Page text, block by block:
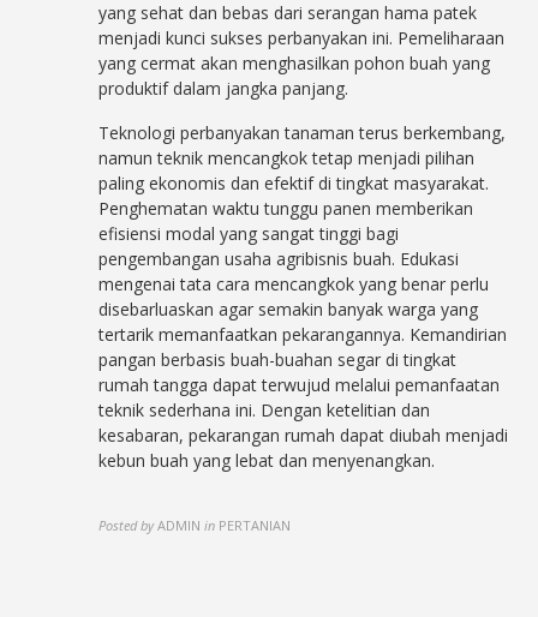
yang sehat dan bebas dari serangan hama patek
menjadi kunci sukses perbanyakan ini. Pemeliharaan
yang cermat akan menghasilkan pohon buah yang
produktif dalam jangka panjang.
Teknologi perbanyakan tanaman terus berkembang,
namun teknik mencangkok tetap menjadi pilihan
paling ekonomis dan efektif di tingkat masyarakat.
Penghematan waktu tunggu panen memberikan
efisiensi modal yang sangat tinggi bagi
pengembangan usaha agribisnis buah. Edukasi
mengenai tata cara mencangkok yang benar perlu
disebarluaskan agar semakin banyak warga yang
tertarik memanfaatkan pekarangannya. Kemandirian
pangan berbasis buah-buahan segar di tingkat
rumah tangga dapat terwujud melalui pemanfaatan
teknik sederhana ini. Dengan ketelitian dan
kesabaran, pekarangan rumah dapat diubah menjadi
kebun buah yang lebat dan menyenangkan.
Posted by ADMIN in PERTANIAN